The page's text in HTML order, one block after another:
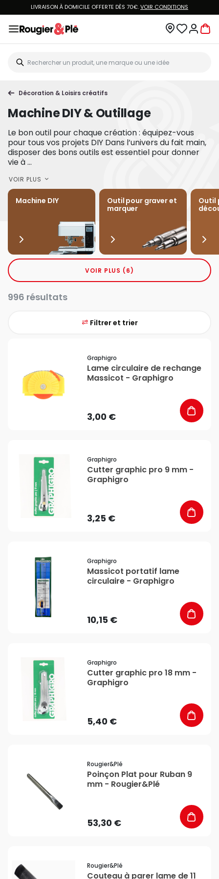
LIVRAISON À DOMICILE OFFERTE DÈS 70€.VOIR CONDITIONS
Décoration & Loisirs créatifs
Machine DIY & Outillage
Le bon outil pour chaque création : équipez-vous
pour tous vos projets DIY Dans l’univers du fait main,
disposer des bons outils est essentiel pour donner
vie à ...
VOIR PLUS
Machine DIY
Outil pour graver et
marquer
Outil
VOIR PLUS (6)
996 résultats
Filtrer et trier
Graphigro
Lame circulaire de rechange
Massicot - Graphigro
3,00 €
Graphigro
Cutter graphic pro 9 mm -
Graphigro
3,25 €
Graphigro
Massicot portatif lame
circulaire - Graphigro
10,15 €
Graphigro
Cutter graphic pro 18 mm -
Graphigro
5,40 €
Rougier&plé
Poinçon Plat pour Ruban 9
mm - Rougier&Plé
53,30 €
Rougier&plé
Couteau à parer lame de 11